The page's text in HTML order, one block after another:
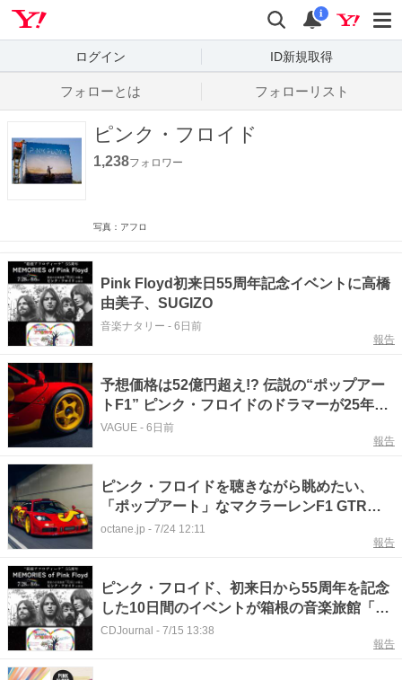
検索
通知
i
ログイン ID新規取得
フォローとは フォローリスト
ピンク・フロイド
1,238フォロワー
写真：アフロ
Pink Floyd初来日55周年記念イベントに高橋
由美子、SUGIZO
音楽ナタリー - 6日前
報告
予想価格は52億円超え!? 伝説の“ポップアー
トF1” ピンク・フロイドのドラマーが25年間
も愛した30年前のマクラーレン「F1 GTR」
VAGUE - 6日前
報告
ピンク・フロイドを聴きながら眺めたい、
「ポップアート」なマクラーレンF1 GTRの
オークション
octane.jp - 7/24 12:11
報告
ピンク・フロイド、初来日から55周年を記念
した10日間のイベントが箱根の音楽旅館「強
羅花扇」で開催
CDJournal - 7/15 13:38
報告